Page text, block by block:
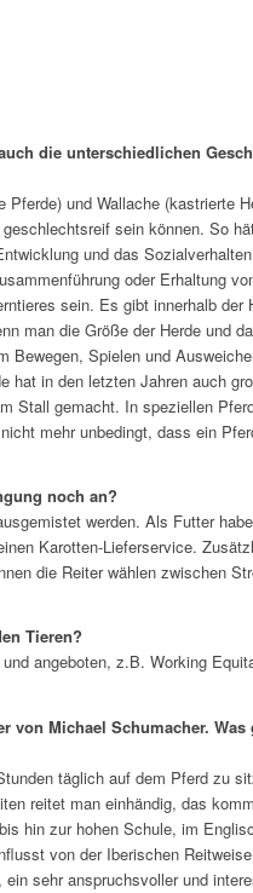
die unterschiedlichen
und Wallache (kastrierte
sein können. So
und das
oder Erhaltung
sein. Es gibt innerhalb der
man die Größe der Herde und
Bewegen, Spielen und
hat in den letzten Jahren auch
Stall gemacht. In speziellen
mehr unbedingt, dass ein
noch an?
werden. Als Futter
Karotten-Lieferservice.
die Reiter wählen zwischen
Tieren?
angeboten, z.B. Working
Michael Schumacher. Was
täglich auf dem Pferd zu
reitet man einhändig, das
hin zur hohen Schule, im
von der Iberischen
sehr anspruchsvoller und